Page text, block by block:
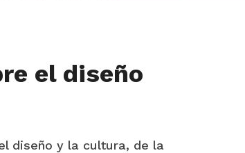
el diseño
diseño y la cultura, de la